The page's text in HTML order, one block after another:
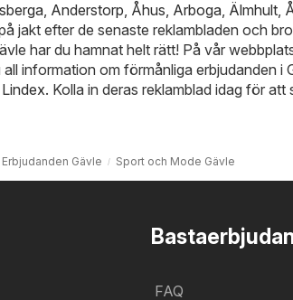
Anderstorp Åhus Arboga Älmhult
jakt efter de senaste reklambladen och
har du hamnat helt rätt! På vår
all information om förmånliga erbjudanden i
Lindex. Kolla in deras reklamblad idag för att
Erbjudanden Gävle Sport och Mode Gävle
FAQ